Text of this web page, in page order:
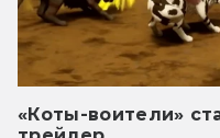
«Коты-воители»